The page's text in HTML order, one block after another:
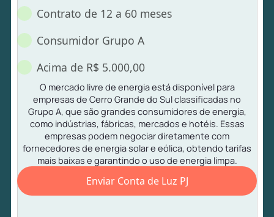
Contrato de 12 a 60 meses
Consumidor Grupo A
Acima de R$ 5.000,00
O mercado livre de energia está disponível para
empresas de Cerro Grande do Sul classificadas no
Grupo A, que são grandes consumidores de energia,
como indústrias, fábricas, mercados e hotéis. Essas
empresas podem negociar diretamente com
fornecedores de energia solar e eólica, obtendo tarifas
mais baixas e garantindo o uso de energia limpa.
Enviar Conta de Luz PJ